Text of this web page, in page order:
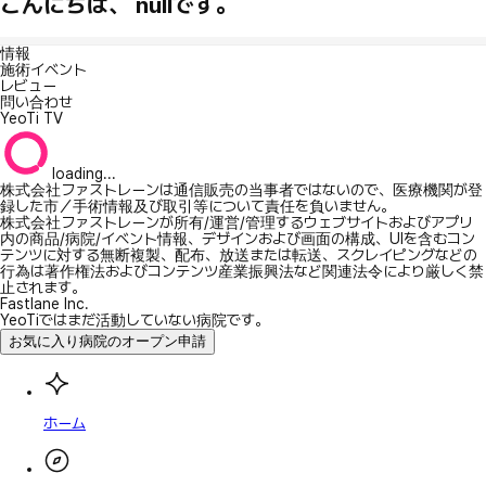
情報
施術イベント
レビュー
問い合わせ
YeoTi TV
loading...
株式会社ファストレーンは通信販売の当事者ではないので、医療機関が登
録した市／手術情報及び取引等について責任を負いません。
株式会社ファストレーンが所有/運営/管理するウェブサイトおよびアプリ
内の商品/病院/イベント情報、デザインおよび画面の構成、UIを含むコン
テンツに対する無断複製、配布、放送または転送、スクレイピングなどの
行為は著作権法およびコンテンツ産業振興法など関連法令により厳しく禁
止されます。
Fastlane Inc.
YeoTiではまだ活動していない病院です。
お気に入り病院のオープン申請
ホーム